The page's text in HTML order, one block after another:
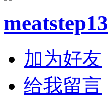
meatstep13
加为好友
给我留言